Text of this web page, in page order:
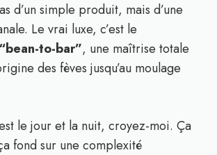
d’un simple produit, mais d’une
Le vrai luxe, c’est le
to-bar”, une maîtrise totale
des fèves jusqu’au moulage
le jour et la nuit, croyez-moi. Ça
fond sur une complexité